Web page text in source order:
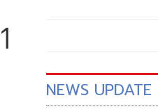
NEWS UPDATE